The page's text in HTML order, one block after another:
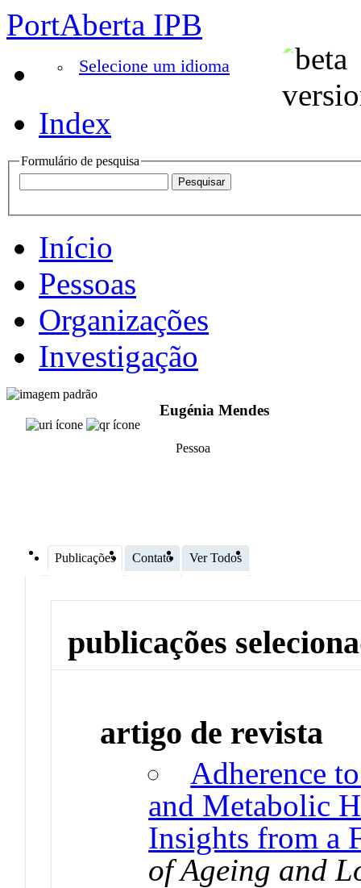
PortAberta IPB
Selecione um idioma
Index
Formulário de pesquisa
Início
Pessoas
Organizações
Investigação
Eugénia Mendes
Pessoa
Publicações Contato Ver Todos
publicações
artigo de revista
Adherence
and Metabolic
Insights from a
of Ageing and